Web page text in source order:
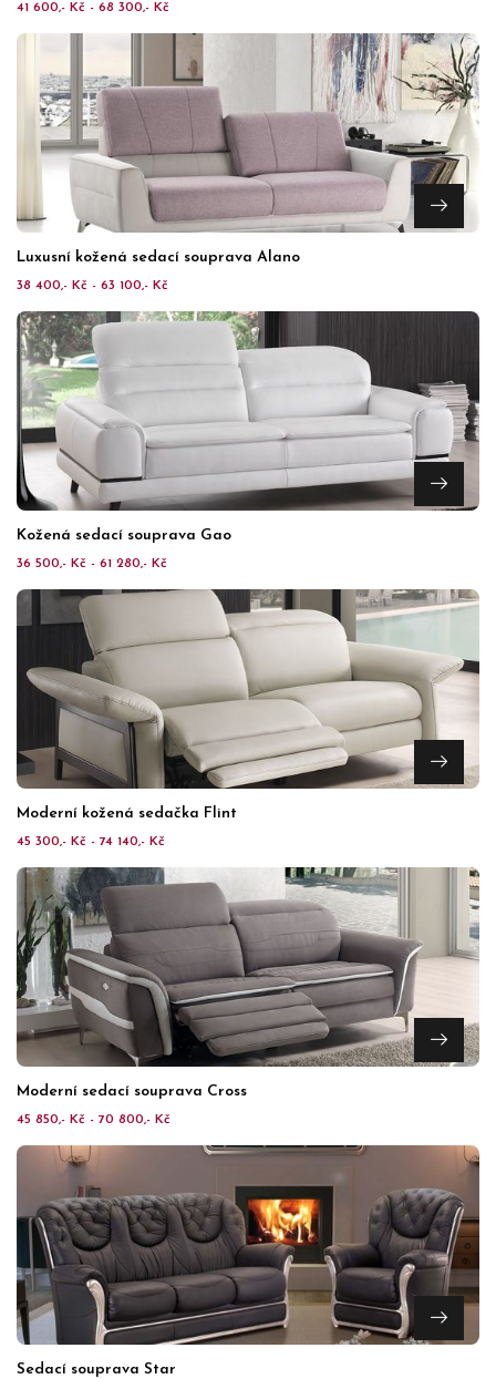
41 600,- Kč - 68 300,- Kč
Luxusní kožená sedací souprava Alano
38 400,- Kč - 63 100,- Kč
Kožená sedací souprava Gao
36 500,- Kč - 61 280,- Kč
Moderní kožená sedačka Flint
45 300,- Kč - 74 140,- Kč
Moderní sedací souprava Cross
45 850,- Kč - 70 800,- Kč
Sedací souprava Star